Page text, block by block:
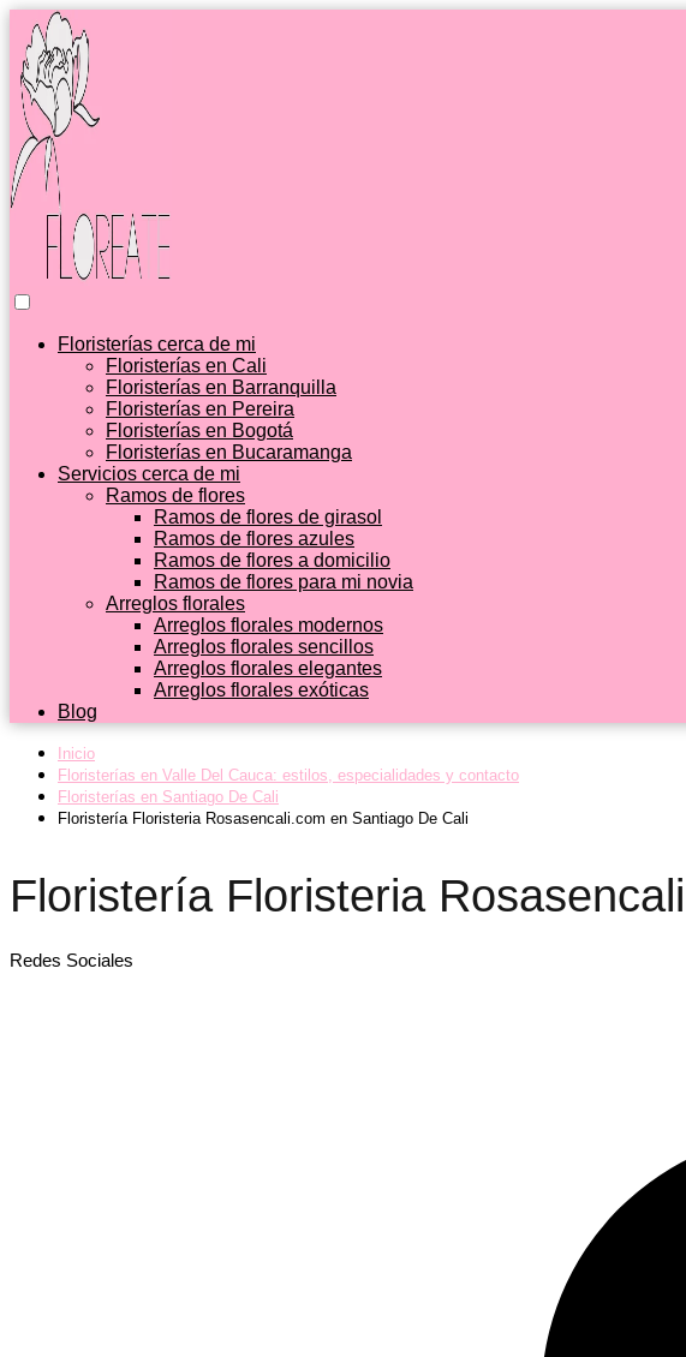
Floristerías cerca de mi
Floristerías en Cali
Floristerías en Barranquilla
Floristerías en Pereira
Floristerías en Bogotá
Floristerías en Bucaramanga
Servicios cerca de mi
Ramos de flores
Ramos de flores de girasol
Ramos de flores azules
Ramos de flores a domicilio
Ramos de flores para mi novia
Arreglos florales
Arreglos florales modernos
Arreglos florales sencillos
Arreglos florales elegantes
Arreglos florales exóticas
Blog
Inicio
Floristerías en Valle Del Cauca: estilos, especialidades y contacto
Floristerías en Santiago De Cali
Floristería Floristeria Rosasencali.com en Santiago De Cali
Floristería Floristeria
Redes Sociales